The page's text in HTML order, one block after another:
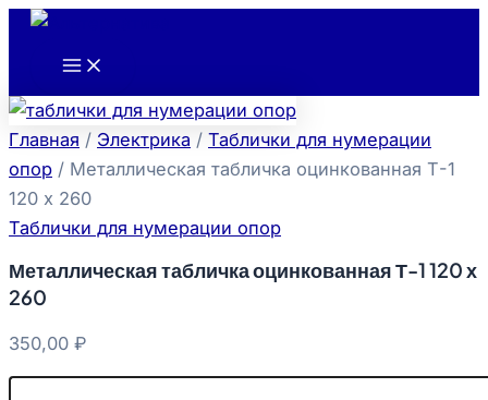
Перейти
содержимому
Main
Главная / Электрика / Таблички для нумерации
опор / Металлическая табличка оцинкованная Т-1
120 х 260
Таблички для нумерации опор
Металлическая табличка оцинкованная Т-1 120 х
260
350,00 ₽
Количество
товара
табличка
оцинкованная
Т-1
120
х
260